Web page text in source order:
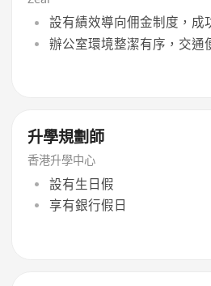
設有績效導向佣金制度，成
辦公室環境整潔有序，交通
升學規劃師
香港升學中心
設有生日假
享有銀行假日